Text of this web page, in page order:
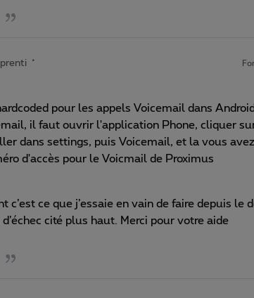
pour les appels Voicemail dans
il faut ouvrir l'application Phone, cliquer
dans settings, puis Voicemail, et la vous
d'accès pour le Voicmail de Proximus
c’est ce que j’essaie en vain de faire depuis le
cité plus haut. Merci pour votre aide